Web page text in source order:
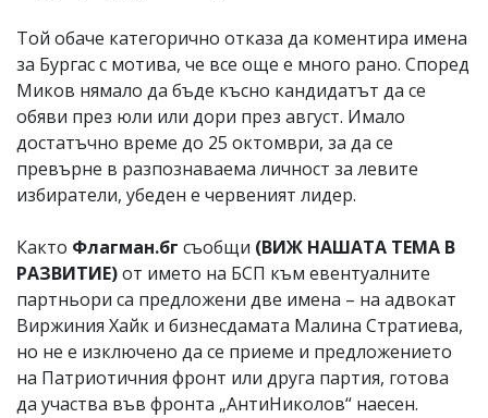
Той обаче категорично отказа да коментира имена
за Бургас с мотива, че все още е много рано. Според
Миков нямало да бъде късно кандидатът да се
обяви през юли или дори през август. Имало
достатъчно време до 25 октомври, за да се
превърне в разпознаваема личност за левите
избиратели, убеден е червеният лидер.
Както Флагман.бг съобщи (ВИЖ НАШАТА ТЕМА В
РАЗВИТИЕ)от името на БСП към евентуалните
партньори са предложени две имена – на адвокат
Виржиния Хайк и бизнесдамата Малина Стратиева,
но не е изключено да се приеме и предложението
на Патриотичния фронт или друга партия, готова
да участва във фронта „АнтиНиколов“ наесен.